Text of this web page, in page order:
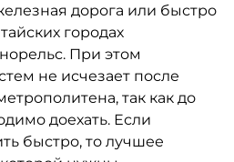
дорога или быстро
городах
При этом
не исчезает после
так как до
доехать. Если
быстро, то лучшее